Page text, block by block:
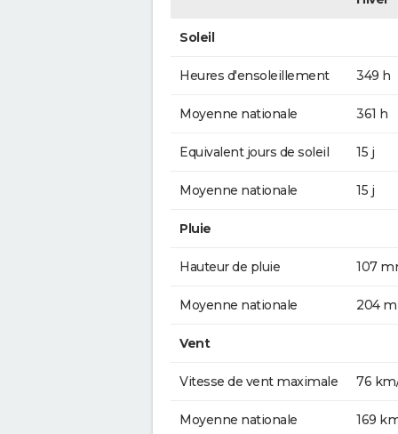
Soleil
Heures d'ensoleillement 349 h
Moyenne nationale 361 h
Equivalent jours de soleil 15 j
Moyenne nationale 15 j
Pluie
Hauteur de pluie 107
Moyenne nationale 204
Vent
Vitesse de vent maximale 76
Moyenne nationale 169